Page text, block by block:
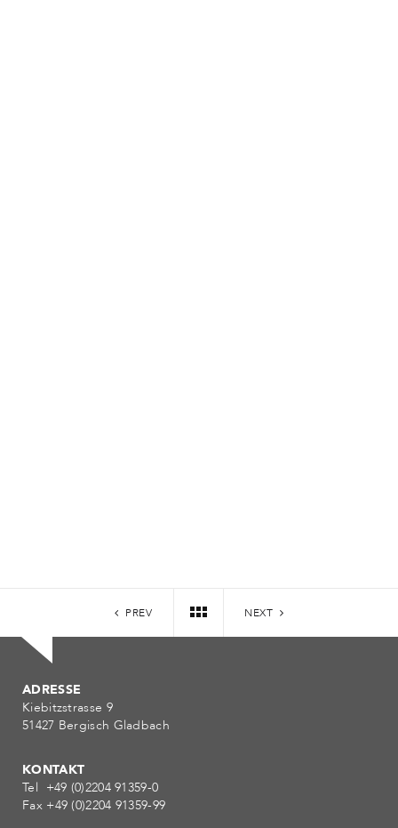
PREV NEXT
ADRESSE
Kiebitzstrasse 9
51427 Bergisch Gladbach
KONTAKT
Tel +49 (0)2204 91359-0
Fax +49 (0)2204 91359-99